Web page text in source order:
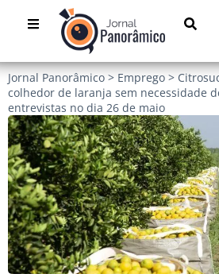
Jornal Panorâmico > Emprego >
colhedor de laranja sem necessidade
entrevistas no dia 26 de maio